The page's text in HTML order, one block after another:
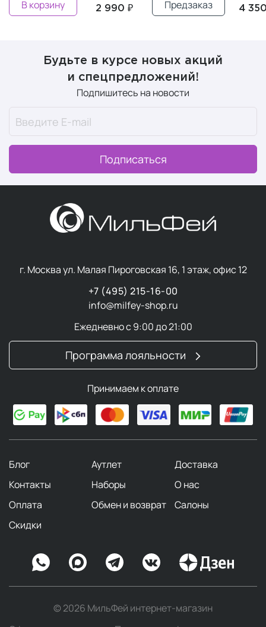
2 990 ₽
В корзину 4
Предзаказ
Будьте в курсе новых акций
и спецпредложений!
Подпишитесь на новости
Подписаться
г. Москва ул. Малая Пироговская 16, 1 этаж, офис 12
+7 (495) 215-16-00
info@milfey-shop.ru
Ежедневно с 9:00 до 21:00
Программа лояльности
Принимаем к оплате
Блог Аутлет
Доставка
Контакты
Наборы
О нас
Оплата
Обмен и возврат
Салоны
Скидки
© 2026 МильФей интернет-магазин